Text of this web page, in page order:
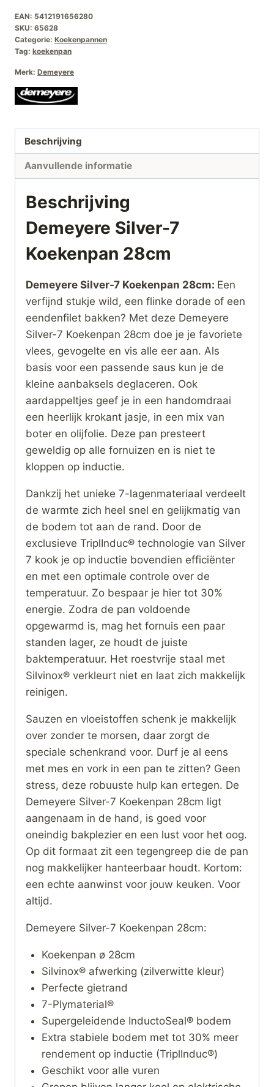
EAN: 5412191656280
SKU: 65628
Categorie: Koekenpannen
Tag: koekenpan
Merk: Demeyere
Beschrijving
Aanvullende informatie
Beschrijving
Demeyere Silver-7
Koekenpan 28cm
Demeyere Silver-7 Koekenpan 28cm: Een
verfijnd stukje wild, een flinke dorade of een
eendenfilet bakken? Met deze Demeyere
Silver-7 Koekenpan 28cm doe je je favoriete
vlees, gevogelte en vis alle eer aan. Als
basis voor een passende saus kun je de
kleine aanbaksels deglaceren. Ook
aardappeltjes geef je in een handomdraai
een heerlijk krokant jasje, in een mix van
boter en olijfolie. Deze pan presteert
geweldig op alle fornuizen en is niet te
kloppen op inductie.
Dankzij het unieke 7-lagenmateriaal verdeelt
de warmte zich heel snel en gelijkmatig van
de bodem tot aan de rand. Door de
exclusieve TriplInduc® technologie van Silver
7 kook je op inductie bovendien efficiënter
en met een optimale controle over de
temperatuur. Zo bespaar je hier tot 30%
energie. Zodra de pan voldoende
opgewarmd is, mag het fornuis een paar
standen lager, ze houdt de juiste
baktemperatuur. Het roestvrije staal met
Silvinox® verkleurt niet en laat zich makkelijk
reinigen.
Sauzen en vloeistoffen schenk je makkelijk
over zonder te morsen, daar zorgt de
speciale schenkrand voor. Durf je al eens
met mes en vork in een pan te zitten? Geen
stress, deze robuuste hulp kan ertegen. De
Demeyere Silver-7 Koekenpan 28cm ligt
aangenaam in de hand, is goed voor
oneindig bakplezier en een lust voor het oog.
Op dit formaat zit een tegengreep die de pan
nog makkelijker hanteerbaar houdt. Kortom:
een echte aanwinst voor jouw keuken. Voor
altijd.
Demeyere Silver-7 Koekenpan 28cm:
Koekenpan ø 28cm
Silvinox® afwerking (zilverwitte kleur)
Perfecte gietrand
7-Plymaterial®
Supergeleidende InductoSeal® bodem
Extra stabiele bodem met tot 30% meer
rendement op inductie (TriplInduc®)
Geschikt voor alle vuren